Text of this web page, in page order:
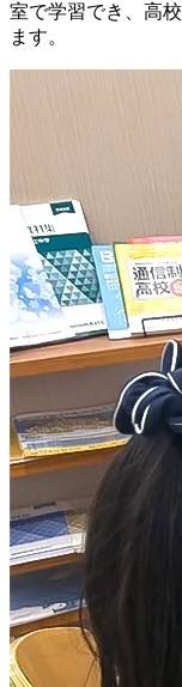
室で学習でき、高
ます。